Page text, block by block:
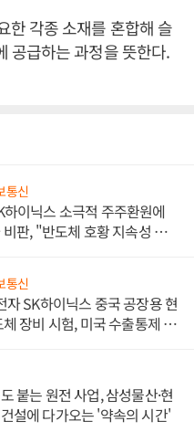
한 각종 소재를 혼합해 슬
공급하는 과정을 뜻한다.
통신
이닉스 소극적 주주환원에
판, "반도체 호황 지속성 의
통신
자 SK하이닉스 중국 공장용 현
장비 시험, 미국 수출통제 대
붙는 원전 사업, 삼성물산·현
설에 다가오는 '약속의 시간'